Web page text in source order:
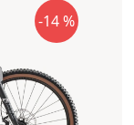
-14 %